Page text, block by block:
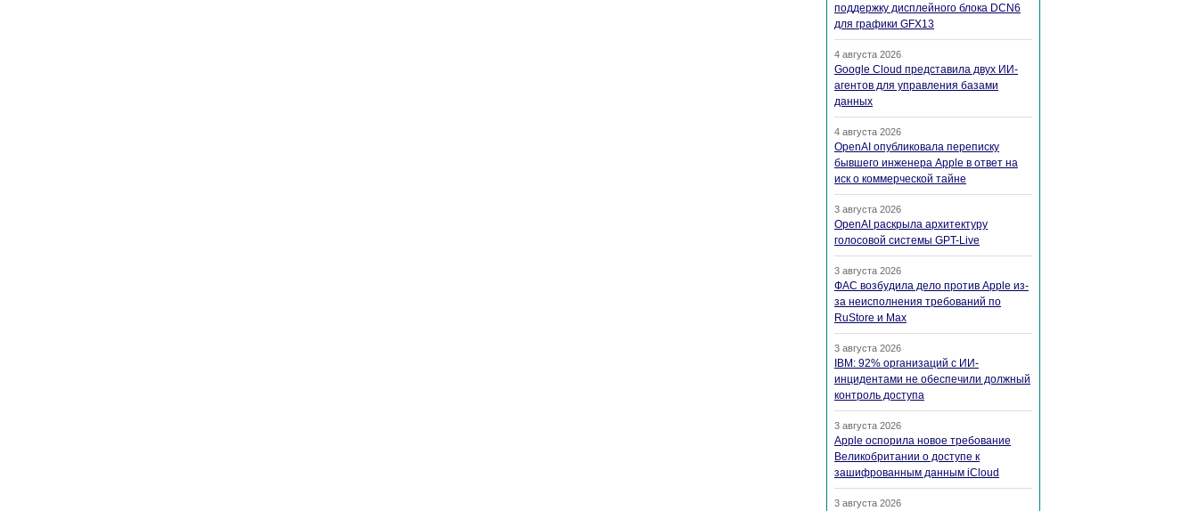
поддержку дисплейного блока DCN6
для графики GFX13
4 августа 2026
Google Cloud представила двух ИИ-
агентов для управления базами
данных
4 августа 2026
OpenAI опубликовала переписку
бывшего инженера Apple в ответ на
иск о коммерческой тайне
3 августа 2026
OpenAI раскрыла архитектуру
голосовой системы GPT-Live
3 августа 2026
ФАС возбудила дело против Apple из-
за неисполнения требований по
RuStore и Max
3 августа 2026
IBM: 92% организаций с ИИ-
инцидентами не обеспечили должный
контроль доступа
3 августа 2026
Apple оспорила новое требование
Великобритании о доступе к
зашифрованным данным iCloud
3 августа 2026